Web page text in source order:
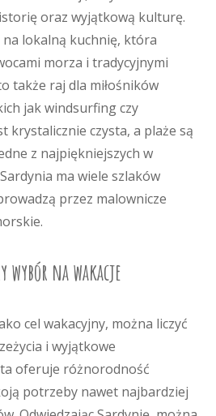
oraz wyjątkową kulturę.
lokalną kuchnię, która
morza i tradycyjnymi
także raj dla miłośników
jak windsurfing czy
krystalicznie czysta, a plaże są
z najpiękniejszych w
ma wiele szlaków
przez malownicze
wybór na wakacje
cel wakacyjny, można liczyć
i wyjątkowe
oferuje różnorodność
potrzeby nawet najbardziej